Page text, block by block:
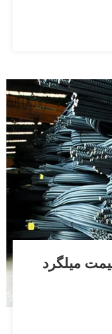
میلگرد